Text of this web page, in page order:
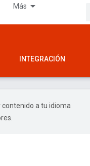
Más
INTEGRACIÓN
a tu idioma